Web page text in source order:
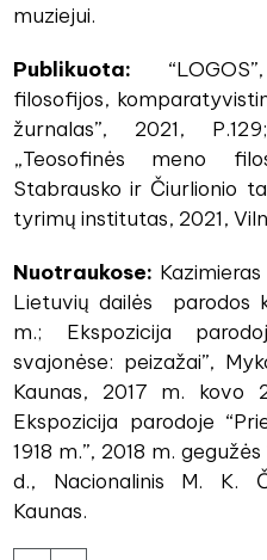
muziejui.
Publikuota:
filosofijos,
žurnalas”, 2021,
„Teosofinės meno
Stabrausko ir Čiurlionio
tyrimų institutas, 2021,
Nuotraukose:
Lietuvių dailės parodos
m.; Ekspozicija
svajonėse: peizažai”,
Kaunas, 2017 m.
Ekspozicija parodoje
1918 m.”, 2018 m.
d., Nacionalinis M. K.
Kaunas.